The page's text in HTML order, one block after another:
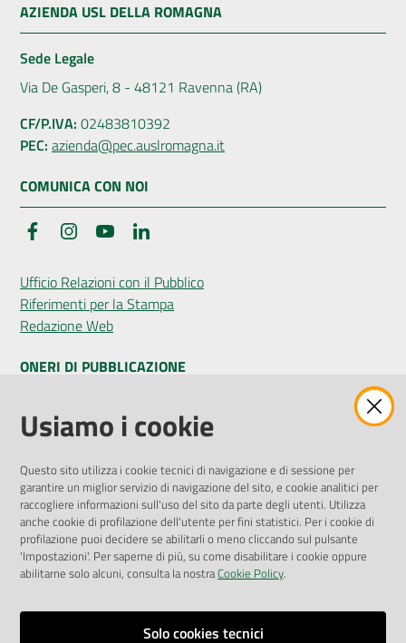
AZIENDA USL DELLA ROMAGNA
Sede Legale
Via De Gasperi, 8 - 48121 Ravenna (RA)
CF/P.IVA: 02483810392
PEC: azienda@pec.auslromagna.it
COMUNICA CON NOI
FacebookInstagramYouTube
Ufficio Relazioni con il Pubblico
Riferimenti per la Stampa
Redazione Web
ONERI DI PUBBLICAZIONE
Amministrazione Trasparente
Pubblicità legale
Privacy Policy
Attuazione Misure PNRR
Liste di Attesa
ENTI, IMPRESE E PARTNER
Fatturazione Elettronica
Usiamo i cookie
Questo sito utilizza i cookie tecnici di navigazione e di sessione per
garantire un miglior servizio di navigazione del sito, e cookie analitici per
raccogliere informazioni sull'uso del sito da parte degli utenti. Utilizza
anche cookie di profilazione dell'utente per fini statistici. Per i cookie di
profilazione puoi decidere se abilitarli o meno cliccando sul pulsante
'Impostazioni'. Per saperne di più, su come disabilitare i cookie oppure
abilitarne solo alcuni, consulta la nostraCookie Policy.
Solo cookies tecnici